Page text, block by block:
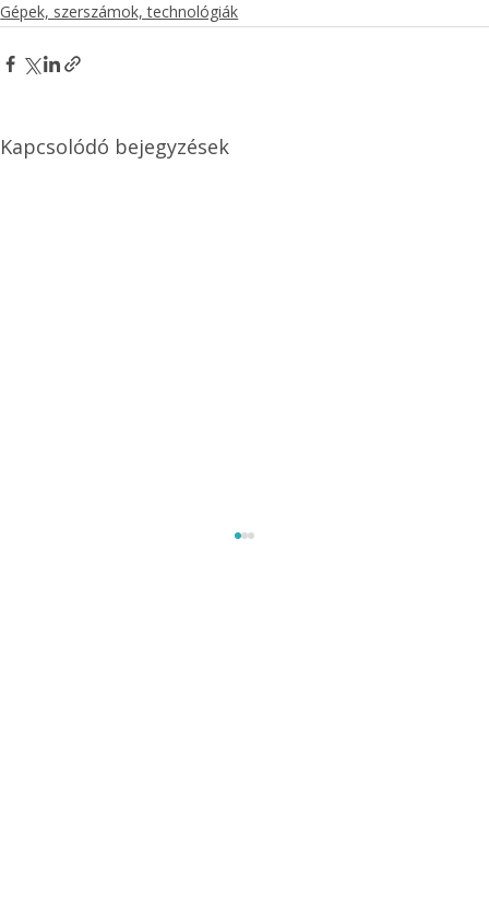
Gépek, szerszámok, technológiák
Kapcsolódó bejegyzések